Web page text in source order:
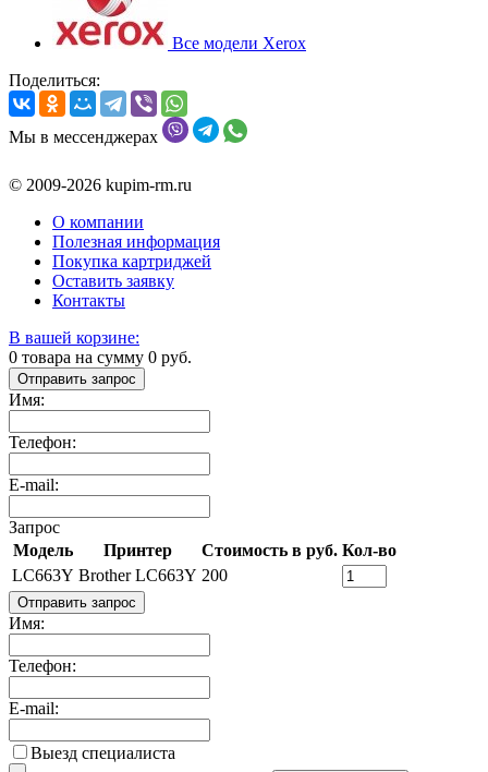
Все модели Xerox
Поделиться:
Мы в мессенджерах
© 2009-2026 kupim-rm.ru
О компании
Полезная информация
Покупка картриджей
Оставить заявку
Контакты
В вашей корзине:
0 товара на сумму 0 руб.
Отправить запрос
Имя:
Телефон:
E-mail:
Запрос
Модель
Принтер Стоимость в руб. Кол-во
LC663Y Brother LC663Y 200
Отправить запрос
Имя:
Телефон:
E-mail:
Выезд специалиста